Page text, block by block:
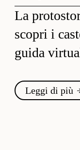
La
scopri i
guida
Leggi di più